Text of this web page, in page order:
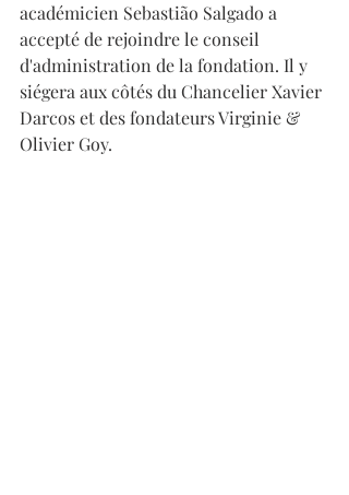
académicien Sebastião Salgado a
accepté de rejoindre le conseil
d'administration de la fondation. Il y
siégera aux côtés du Chancelier Xavier
Darcos et des fondateurs Virginie &
Olivier Goy.